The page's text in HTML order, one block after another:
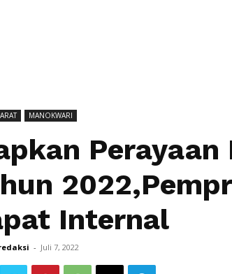
MANOKWARI
Perayaan
Internal
- Juli 7, 2022